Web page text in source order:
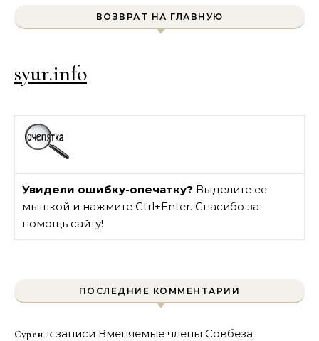
ВОЗВРАТ НА ГЛАВНУЮ
syur.info
Увидели ошибку-опечатку? Выделите ее
мышкой и нажмите Ctrl+Enter. Спасибо за
помощь сайту!
ПОСЛЕДНИЕ КОММЕНТАРИИ
Сурен к записи Вменяемые члены Совбеза